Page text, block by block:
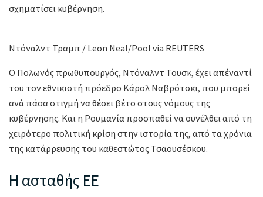
σχηματίσει κυβέρνηση.
Ντόναλντ Τραμπ / Leon Neal/Pool via REUTERS
Ο Πολωνός πρωθυπουργός, Ντόναλντ Τουσκ, έχει απέναντί
του τον εθνικιστή πρόεδρο Κάρολ Ναβρότσκι, που μπορεί
ανά πάσα στιγμή να θέσει βέτο στους νόμους της
κυβέρνησης. Και η Ρουμανία προσπαθεί να συνέλθει από τη
χειρότερο πολιτική κρίση στην ιστορία της, από τα χρόνια
της κατάρρευσης του καθεστώτος Τσαουσέσκου.
Η ασταθής ΕΕ